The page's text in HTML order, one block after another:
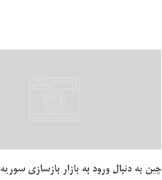
چین به دنبال ورود به بازار بازسازی سوریه